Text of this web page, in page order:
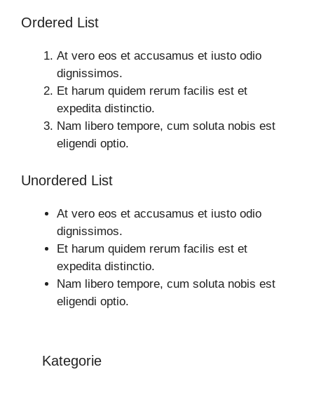
Ordered List
At vero eos et accusamus et iusto odio
dignissimos.
Et harum quidem rerum facilis est et
expedita distinctio.
Nam libero tempore, cum soluta nobis est
eligendi optio.
Unordered List
At vero eos et accusamus et iusto odio
dignissimos.
Et harum quidem rerum facilis est et
expedita distinctio.
Nam libero tempore, cum soluta nobis est
eligendi optio.
Kategorie